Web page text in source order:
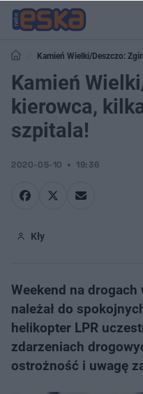
Kamień Wielki/Deszczo:
Kamień
kierowca,
szpitala!
2020-05-10 19:36
Kły
Weekend na
należał do
helikopter LPR
zdarzeniach
ostrożność i uwagę